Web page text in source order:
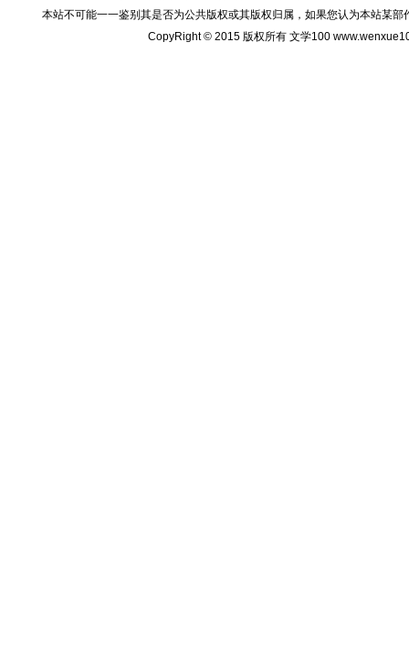
本站不可能一一鉴别其是否为公共版权或其版权归属，如果您认为本站某
CopyRight © 2015 版权所有 文学100